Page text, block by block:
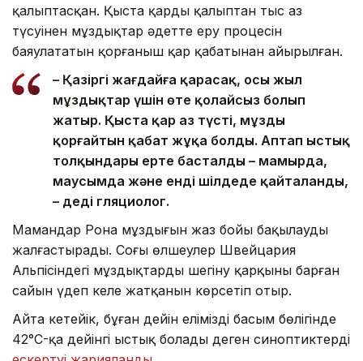
қалыптасқан. Қыста қардың қалыптан тыс аз
түсуінен мұздықтар әдетте еру процесін
баяулататын қорғаныш қар қабатынан айырылған.
– Қазіргі жағдайға қарасақ, осы жыл
мұздықтар үшін өте қолайсыз болып
жатыр. Қыста қар аз түсті, мұзды
қорғайтын қабат жұқа болды. Аптап ыстық
толқындары ерте басталды – мамырда,
маусымда және енді шілдеде қайталанды,
– деді гляциолог.
Мамандар Рона мұздығын жаз бойы бақылауды
жалғастырады. Соңғы өлшеулер Швейцария
Альпісіндегі мұздықтардың шегіну қарқыны барған
сайын үдеп келе жатқанын көрсетіп отыр.
Айта кетейік, бұған дейін еліміздің басым бөлігінде
42°C-қа дейінгі ыстық болады деген синоптиктердің